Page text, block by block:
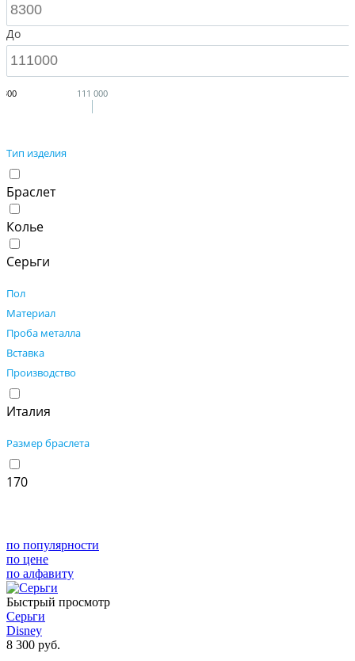
До
300 111 000
Тип изделия
Браслет
Колье
Серьги
Пол
Детские
Материал
Серебро
Золото
Белое золото
Желтое золото
Проба металла
750 проба
375 проба
925 проба
Вставка
Без вставки
Производство
Италия
Размер браслета
170
по популярности
по цене
по алфавиту
Быстрый просмотр
Серьги
Disney
8 300 руб.